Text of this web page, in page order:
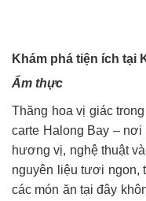
Khám phá tiện ích tại
Ẩm thực
Thăng hoa vị giác
carte Halong Bay – nơi
hương vị, nghệ thuật
nguyên liệu tươi ngon,
các món ăn tại đây